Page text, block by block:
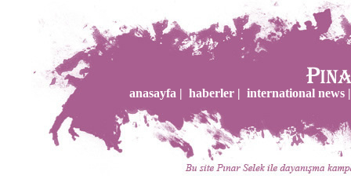
anasayfa | haberler | international news |